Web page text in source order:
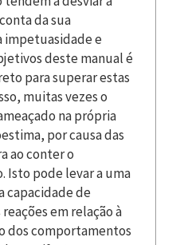
da sua
impetuasidade e
deste manual é
para superar estas
muitas vezes o
na própria
por causa das
ao conter o
Isto pode levar a uma
capacidade de
em relação à
dos comportamentos